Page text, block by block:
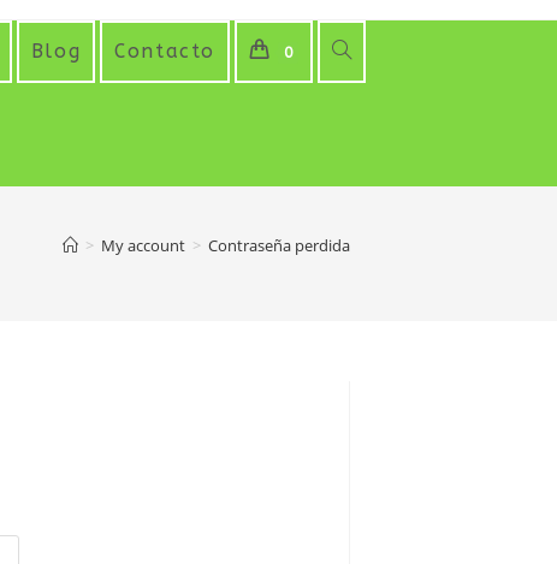
Blog Contacto 0 Alternar
web
> My account > Contraseña perdida